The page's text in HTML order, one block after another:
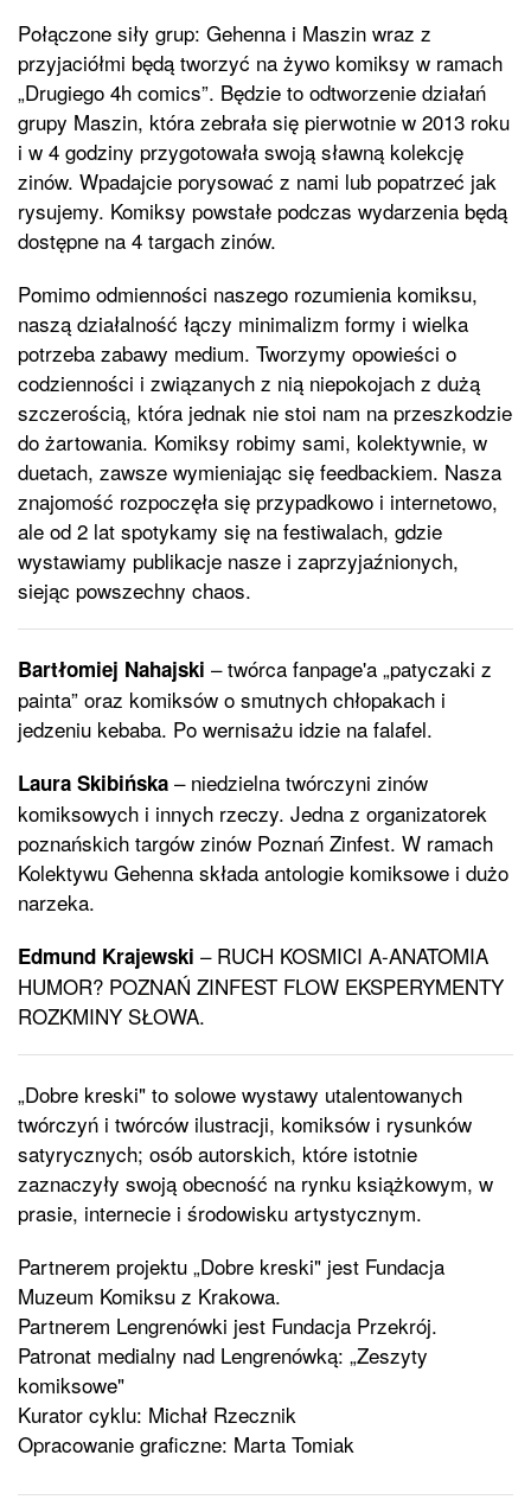
Połączone siły grup: Gehenna i Maszin wraz z
przyjaciółmi będą tworzyć na żywo komiksy w ramach
„Drugiego 4h comics”. Będzie to odtworzenie działań
grupy Maszin, która zebrała się pierwotnie w 2013 roku
i w 4 godziny przygotowała swoją sławną kolekcję
zinów. Wpadajcie porysować z nami lub popatrzeć jak
rysujemy. Komiksy powstałe podczas wydarzenia będą
dostępne na 4 targach zinów.
Pomimo odmienności naszego rozumienia komiksu,
naszą działalność łączy minimalizm formy i wielka
potrzeba zabawy medium. Tworzymy opowieści o
codzienności i związanych z nią niepokojach z dużą
szczerością, która jednak nie stoi nam na przeszkodzie
do żartowania. Komiksy robimy sami, kolektywnie, w
duetach, zawsze wymieniając się feedbackiem. Nasza
znajomość rozpoczęła się przypadkowo i internetowo,
ale od 2 lat spotykamy się na festiwalach, gdzie
wystawiamy publikacje nasze i zaprzyjaźnionych,
siejąc powszechny chaos.
Bartłomiej Nahajski – twórca fanpage'a „patyczaki z
painta” oraz komiksów o smutnych chłopakach i
jedzeniu kebaba. Po wernisażu idzie na falafel.
Laura Skibińska – niedzielna twórczyni zinów
komiksowych i innych rzeczy. Jedna z organizatorek
poznańskich targów zinów Poznań Zinfest. W ramach
Kolektywu Gehenna składa antologie komiksowe i dużo
narzeka.
Edmund Krajewski – RUCH KOSMICI A-ANATOMIA
HUMOR? POZNAŃ ZINFEST FLOW EKSPERYMENTY
ROZKMINY SŁOWA.
„Dobre kreski" to solowe wystawy utalentowanych
twórczyń i twórców ilustracji, komiksów i rysunków
satyrycznych; osób autorskich, które istotnie
zaznaczyły swoją obecność na rynku książkowym, w
prasie, internecie i środowisku artystycznym.
Partnerem projektu „Dobre kreski" jest Fundacja
Muzeum Komiksu z Krakowa.
Partnerem Lengrenówki jest Fundacja Przekrój.
Patronat medialny nad Lengrenówką: „Zeszyty
komiksowe"
Kurator cyklu: Michał Rzecznik
Opracowanie graficzne: Marta Tomiak